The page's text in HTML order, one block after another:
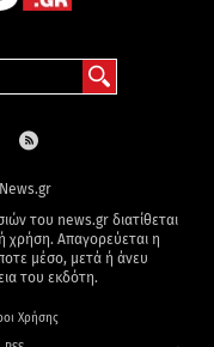
του news.gr διατίθεται
χρήση. Απαγορεύεται η
μέσο, μετά ή άνευ
του εκδότη.
Χρήσης